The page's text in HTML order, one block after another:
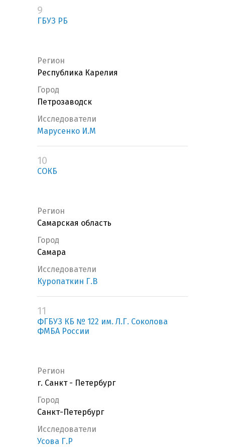
9
ГБУЗ РБ
Регион
Республика Карелия
Город
Петрозаводск
Исследователи
Марусенко И.М
10
СОКБ
Регион
Самарская область
Город
Самара
Исследователи
Куропаткин Г.В
11
ФГБУЗ КБ № 122 им. Л.Г. Соколова
ФМБА России
Регион
г. Санкт - Петербург
Город
Санкт-Петербург
Исследователи
Усова Г.Р